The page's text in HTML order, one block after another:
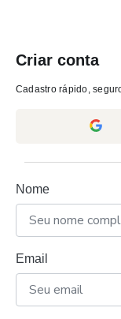
Criar conta
Cadastro rápido,
Nome
Email